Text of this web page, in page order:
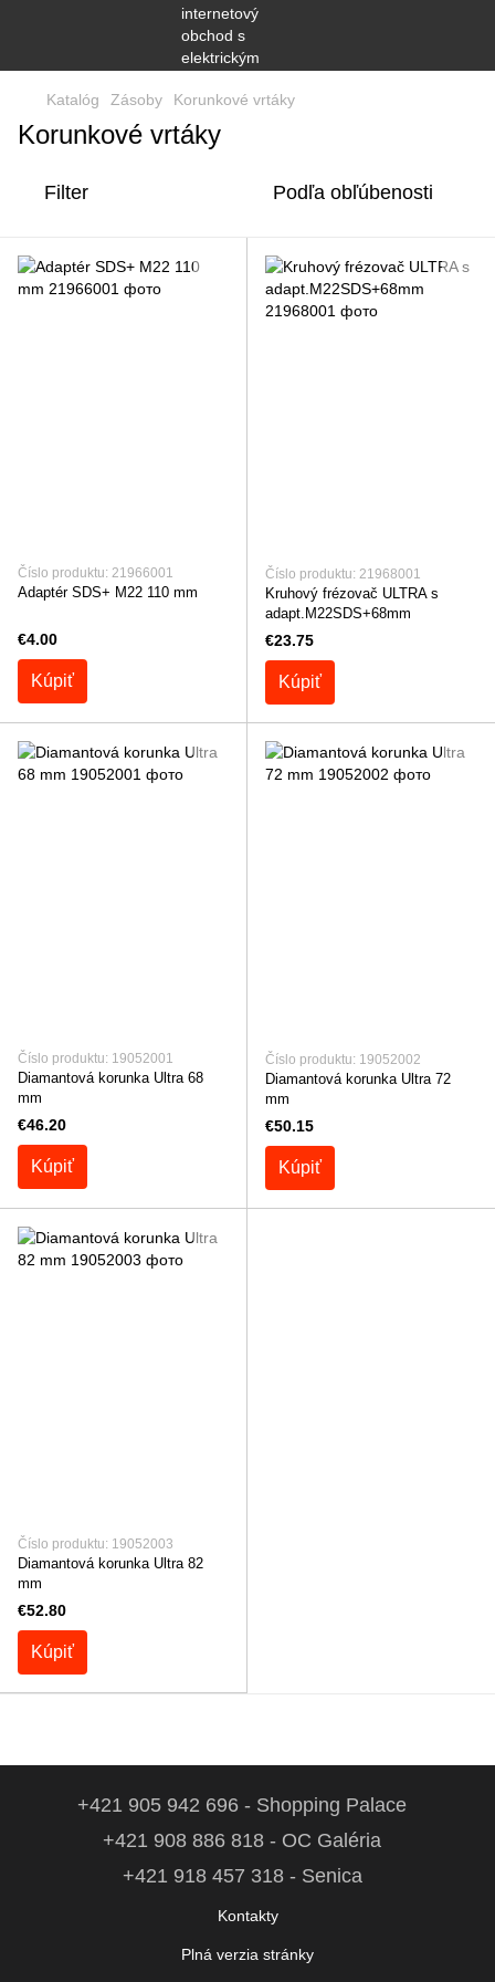
Katalóg Zásoby Korunkové vrtáky
Korunkové vrtáky
Filter Podľa obľúbenosti
Číslo produktu: 21966001
Adaptér SDS+ M22 110 mm
€4.00
Kúpiť
Číslo produktu: 21968001
Kruhový frézovač ULTRA s
adapt.M22SDS+68mm
€23.75
Kúpiť
Číslo produktu: 19052001
Diamantová korunka Ultra 68
mm
€46.20
Kúpiť
Číslo produktu: 19052002
Diamantová korunka Ultra 72
mm
€50.15
Kúpiť
Číslo produktu: 19052003
Diamantová korunka Ultra 82
mm
€52.80
Kúpiť
+421 905 942 696 - Shopping Palace
+421 908 886 818 - OC Galéria
+421 918 457 318 - Senica
Kontakty
Plná verzia stránky